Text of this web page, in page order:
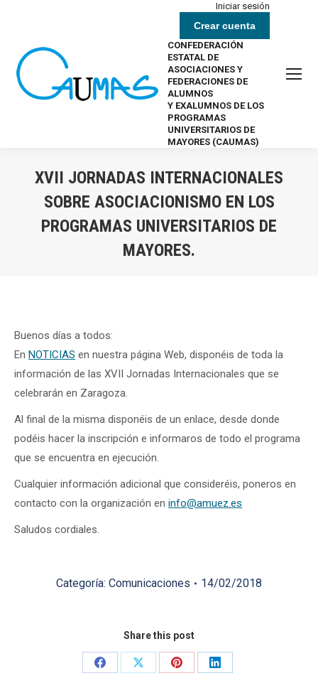
Iniciar sesión
Crear cuenta
CONFEDERACIÓN
ESTATAL DE
ASOCIACIONES Y
FEDERACIONES DE
ALUMNOS
Y EXALUMNOS DE LOS
PROGRAMAS
UNIVERSITARIOS DE
MAYORES (CAUMAS)
XVII JORNADAS INTERNACIONALES
SOBRE ASOCIACIONISMO EN LOS
PROGRAMAS UNIVERSITARIOS DE
MAYORES.
Buenos días a todos:
En NOTICIAS en nuestra página Web, disponéis de toda la
información de las XVII Jornadas Internacionales que se
celebrarán en Zaragoza.
Al final de la misma disponéis de un enlace, desde donde
podéis hacer la inscripción e informaros de todo el programa
que se encuentra en ejecución.
Cualquier información adicional que consideréis, poneros en
contacto con la organización en info@amuez.es
Saludos cordiales.
Categoría: Comunicaciones 14/02/2018
Share this post
Share
Share
Share
Share